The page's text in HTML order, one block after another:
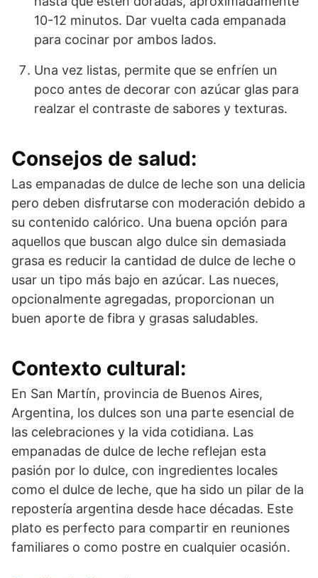
10-12 minutos. Dar vuelta cada empanada
para cocinar por ambos lados.
Una vez listas, permite que se enfríen un
poco antes de decorar con azúcar glas para
realzar el contraste de sabores y texturas.
Consejos de salud:
Las empanadas de dulce de leche son una delicia
pero deben disfrutarse con moderación debido a
su contenido calórico. Una buena opción para
aquellos que buscan algo dulce sin demasiada
grasa es reducir la cantidad de dulce de leche o
usar un tipo más bajo en azúcar. Las nueces,
opcionalmente agregadas, proporcionan un
buen aporte de fibra y grasas saludables.
Contexto cultural:
En San Martín, provincia de Buenos Aires,
Argentina, los dulces son una parte esencial de
las celebraciones y la vida cotidiana. Las
empanadas de dulce de leche reflejan esta
pasión por lo dulce, con ingredientes locales
como el dulce de leche, que ha sido un pilar de la
repostería argentina desde hace décadas. Este
plato es perfecto para compartir en reuniones
familiares o como postre en cualquier ocasión.